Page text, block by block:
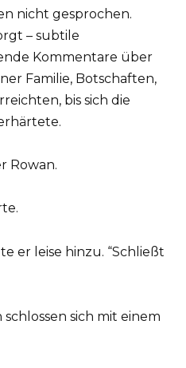
nicht gesprochen.
– subtile
Kommentare über
Familie, Botschaften,
bis sich die
Rowan.
er leise hinzu. “Schließt
sich mit einem